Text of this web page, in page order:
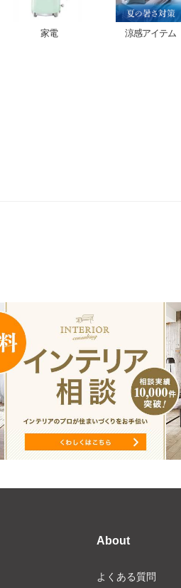
家電 涼感アイテム
About
よくある質問